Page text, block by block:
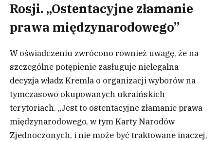
Rosji. „Ostentacyjne złamanie
prawa międzynarodowego”
W oświadczeniu zwrócono również uwagę, że na
szczególne potępienie zasługuje nielegalna
decyzja władz Kremla o organizacji wyborów na
tymczasowo okupowanych ukraińskich
terytoriach. „Jest to ostentacyjne złamanie prawa
międzynarodowego, w tym Karty Narodów
Zjednoczonych, i nie może być traktowane inaczej,